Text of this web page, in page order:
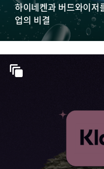
하이네켄과 버드와이저
업의 비결